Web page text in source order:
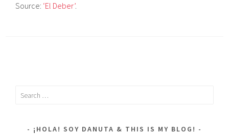
Source: ‘El Deber’.
Search
¡HOLA! SOY DANUTA & THIS IS MY BLOG!